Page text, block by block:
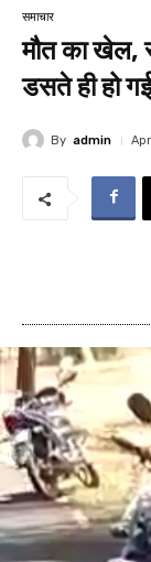
समाचार
मौत का खेल,
डसते ही हो
By admin